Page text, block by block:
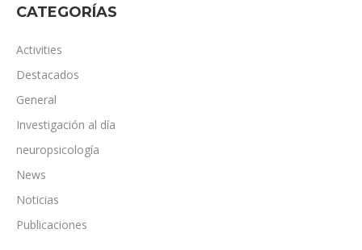
CATEGORÍAS
Activities
Destacados
General
Investigación al día
neuropsicología
News
Noticias
Publicaciones